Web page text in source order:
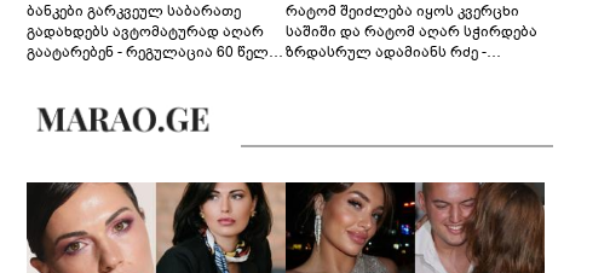
ბანკები გარკვეულ საბარათე
გადახდებს ავტომატურად აღარ
გაატარებენ - რეგულაცია 60 წელს
რატომ შეიძლება იყოს კვერცხი
საშიში და რატომ აღარ სჭირდება
ზრდასრულ ადამიანს რძე -